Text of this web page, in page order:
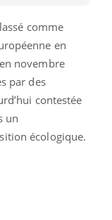
comme
en
novembre
par des
contestée
un
écologique.